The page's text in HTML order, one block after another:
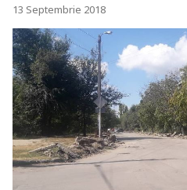
13 Septembrie 2018